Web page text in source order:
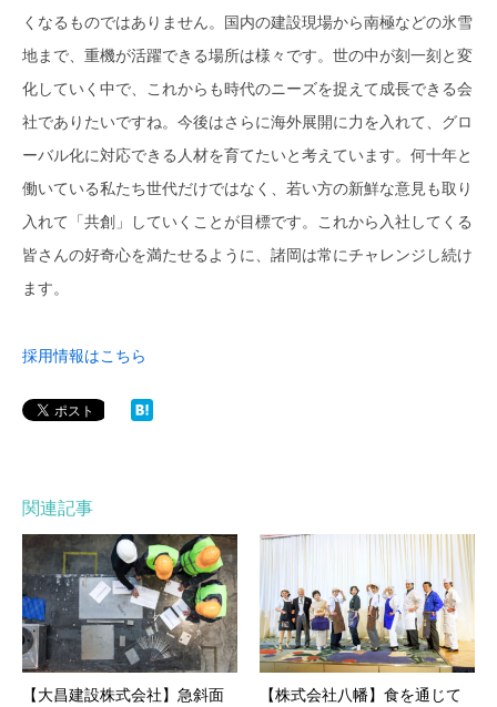
くなるものではありません。国内の建設現場から南極などの氷雪
地まで、重機が活躍できる場所は様々です。世の中が刻一刻と変
化していく中で、これからも時代のニーズを捉えて成長できる会
社でありたいですね。今後はさらに海外展開に力を入れて、グロ
ーバル化に対応できる人材を育てたいと考えています。何十年と
働いている私たち世代だけではなく、若い方の新鮮な意見も取り
入れて「共創」していくことが目標です。これから入社してくる
皆さんの好奇心を満たせるように、諸岡は常にチャレンジし続け
ます。
採用情報はこちら
関連記事
【大昌建設株式会社】急斜面
【株式会社八幡】食を通じて